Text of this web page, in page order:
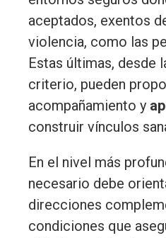
aceptados, exentos
violencia, como las
Estas últimas, desde
criterio, pueden
acompañamiento y
construir vínculos
En el nivel más
necesario debe
direcciones
condiciones que